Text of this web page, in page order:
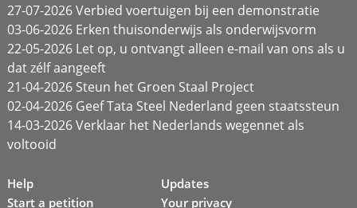
27-07-2026 Verbied voertuigen bij een demonstratie
03-06-2026 Erken thuisonderwijs als onderwijsvorm
22-05-2026 Let op, u ontvangt alleen e-mail van ons als u
dat zélf aangeeft
21-04-2026 Steun het Groen Staal Project
02-04-2026 Geef Tata Steel Nederland geen staatssteun
14-03-2026 Verklaar het Nederlands wegennet als
voltooid
Help
Start a petition
Updates
Your privacy